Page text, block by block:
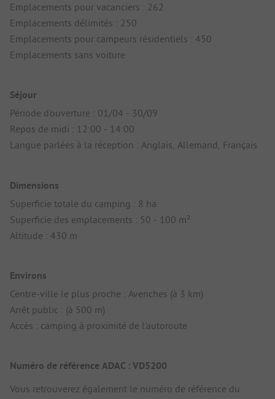
Emplacements pour vacanciers : 262
Emplacements délimités : 250
Emplacements pour campeurs résidentiels : 450
Emplacements sans voiture
Séjour
Période d'ouverture : 01/04 - 30/09
Repos de midi : 12:00 - 14:00
Langue parlées à la réception : Anglais, Allemand, Français
Dimensions
Superficie totale du camping : 8 ha
Superficie des emplacements : 50 - 100 m²
Altitude : 430 m
Environs
Centre-ville le plus proche : Avenches (à 3 km)
Arrêt public : (à 500 m)
Accès : camping à proximité de l'autoroute
Numéro de référence ADAC : VD5200
Vous retrouverez également le numéro de référence du